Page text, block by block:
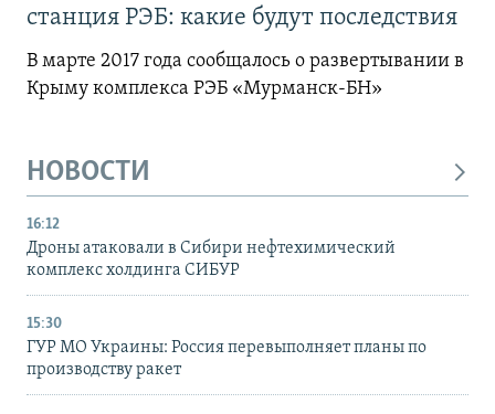
станция РЭБ: какие будут последствия
В марте 2017 года сообщалось о развертывании в
Крыму комплекса РЭБ «Мурманск-БН»
НОВОСТИ
16:12
Дроны атаковали в Сибири нефтехимический
комплекс холдинга СИБУР
15:30
ГУР МО Украины: Россия перевыполняет планы по
производству ракет